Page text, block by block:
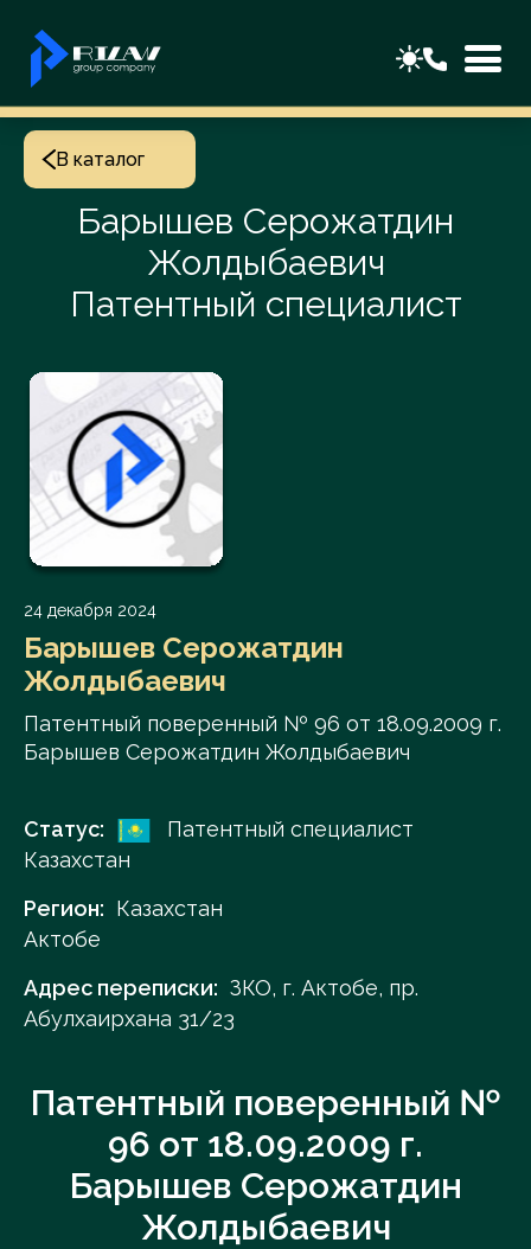
В каталог
Барышев Серожатдин
Жолдыбаевич
Патентный специалист
24 декабря 2024
Барышев Серожатдин
Жолдыбаевич
Патентный поверенный № 96 от 18.09.2009 г.
Барышев Серожатдин Жолдыбаевич
Статус:
Патентный специалист
Казахстан
Регион: Казахстан
Актобе
Адрес переписки: ЗКО, г. Актобе, пр.
Абулхаирхана 31/23
Патентный поверенный №
96 от 18.09.2009 г.
Барышев Серожатдин
Жолдыбаевич